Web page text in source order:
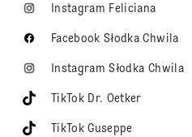
Instagram Feliciana
Facebook Słodka Chwila
Instagram Słodka Chwila
TikTok Dr. Oetker
TikTok Guseppe